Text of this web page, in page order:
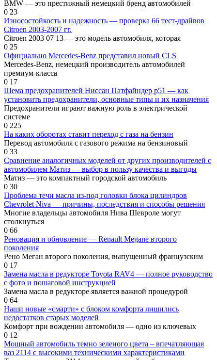
BMW — это престижный немецкий бренд автомобилей
0 23
Износостойкость и надежность — проверка 66 тест-драйвов
Citroen 2003-2007 гг.
Citroen 2003 07 13 — это модель автомобиля, которая
0 25
Официально Mercedes-Benz представил новый CLS
Mercedes-Benz, немецкий производитель автомобилей
премиум-класса
0 17
Шема предохранителей Ниссан Патфайндер р51 — как
установить предохранители, основные типы и их назначения
Предохранители играют важную роль в электрической
системе
0 225
На каких оборотах ставит переход с газа на бензин
Перевод автомобиля с газового режима на бензиновый
0 33
Сравнение аналогичных моделей от других производителей с
автомобилем Матиз — выбор в пользу качества и выгоды
Матиз — это компактный городской автомобиль
0 30
Проблема течи масла из-под головки блока цилиндров
Chevrolet Niva — причины, последствия и способы решения
Многие владельцы автомобиля Нива Шевроле могут
столкнуться
0 66
Реновация и обновление — Renault Megane второго
поколения
Рено Меган второго поколения, выпущенный французским
0 17
Замена масла в редукторе Toyota RAV4 — полное руководство
с фото и пошаговой инструкцией
Замена масла в редукторе является важной процедурой
0 64
Наши новые «смарти» с блоком комфорта лишились
недостатков старых моделей
Комфорт при вождении автомобиля — одно из ключевых
0 12
Мощный автомобиль темно зеленого цвета – впечатляющая
ваз 2114 с высокими техническими характеристиками